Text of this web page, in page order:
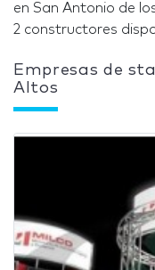
en San Antonio de
2 constructores
Empresas de
Altos